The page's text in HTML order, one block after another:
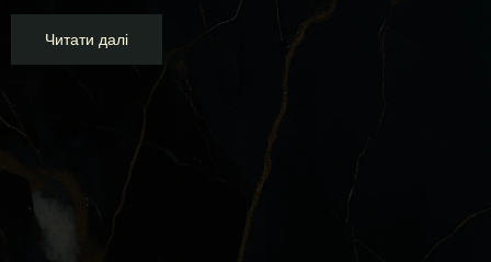
Читати далі